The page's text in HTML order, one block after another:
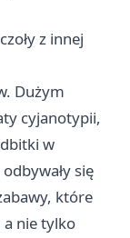
z innej
Dużym
cyjanotypii,
w
się
które
a nie tylko